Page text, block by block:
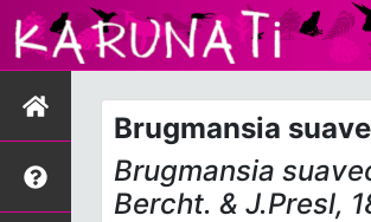
Brugmansia suave
Brugmansia
Bercht. & J.Presl,